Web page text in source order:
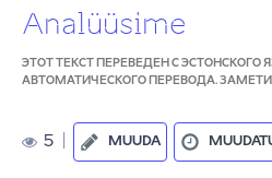
Analüüsime
ЭТОТ ТЕКСТ ПЕРЕВЕДЕН С ЭСТОНСКОГО
АВТОМАТИЧЕСКОГО ПЕРЕВОДА.
5 MUUDA